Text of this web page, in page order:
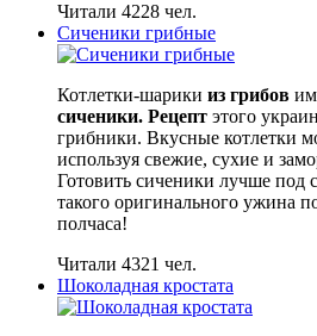
Читали 4228 чел.
Сиченики грибные
Котлетки-шарики из грибов
сиченики. Рецепт этого
грибники. Вкусные котлетки
используя свежие, сухие и
Готовить сиченики лучше под
такого оригинального ужина
полчаса!
Читали 4321 чел.
Шоколадная кростата